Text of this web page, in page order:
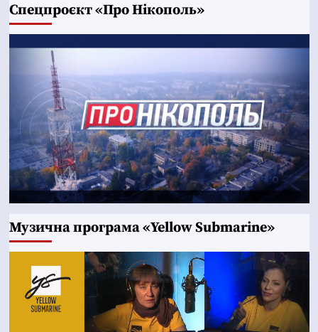
Cпецпроєкт «Про Нікополь»
Музична програма «Yellow Submarine»